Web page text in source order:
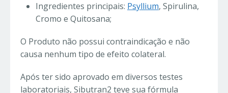
Ingredientes principais: Psyllium, Spirulina,
Cromo e Quitosana;
O Produto não possui contraindicação e não
causa nenhum tipo de efeito colateral.
Após ter sido aprovado em diversos testes
laboratoriais, Sibutran2 teve sua fórmula